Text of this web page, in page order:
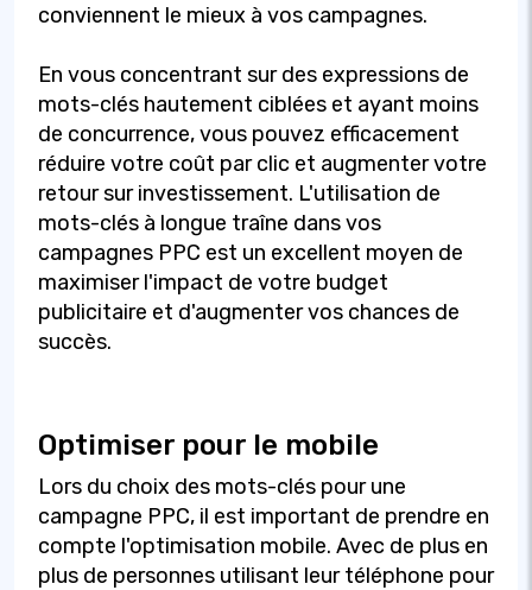
conviennent le mieux à vos campagnes.
En vous concentrant sur des expressions de
mots-clés hautement ciblées et ayant moins
de concurrence, vous pouvez efficacement
réduire votre coût par clic et augmenter votre
retour sur investissement. L'utilisation de
mots-clés à longue traîne dans vos
campagnes PPC est un excellent moyen de
maximiser l'impact de votre budget
publicitaire et d'augmenter vos chances de
succès.
Optimiser pour le mobile
Lors du choix des mots-clés pour une
campagne PPC, il est important de prendre en
compte l'optimisation mobile. Avec de plus en
plus de personnes utilisant leur téléphone pour